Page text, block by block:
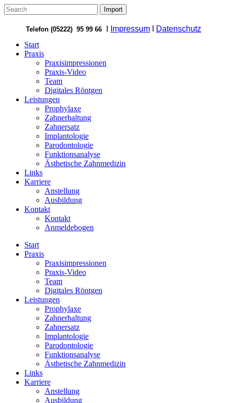
Telefon (05222) 95 99 66 I Impressum
Datenschutz
Start
Praxis
Praxisimpressionen
Praxis-Video
Team
Digitales Röntgen
Leistungen
Prophylaxe
Zahnerhaltung
Zahnersatz
Implantologie
Parodontologie
Funktionsanalyse
Ästhetische Zahnmedizin
Links
Karriere
Anstellung
Ausbildung
Kontakt
Kontakt
Anmeldebogen
Start
Praxis
Praxisimpressionen
Praxis-Video
Team
Digitales Röntgen
Leistungen
Prophylaxe
Zahnerhaltung
Zahnersatz
Implantologie
Parodontologie
Funktionsanalyse
Ästhetische Zahnmedizin
Links
Karriere
Anstellung
Ausbildung